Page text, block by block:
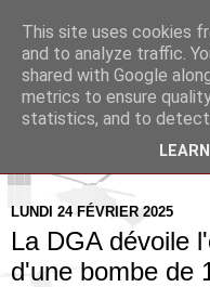
Pax
Blog d'actualité et
LUNDI 24 FÉVRIER 2025
La DGA dévoile
d'une bombe de
This site uses cookies
and to analyze traffic.
shared with Google
metrics to ensure
statistics, and to detect